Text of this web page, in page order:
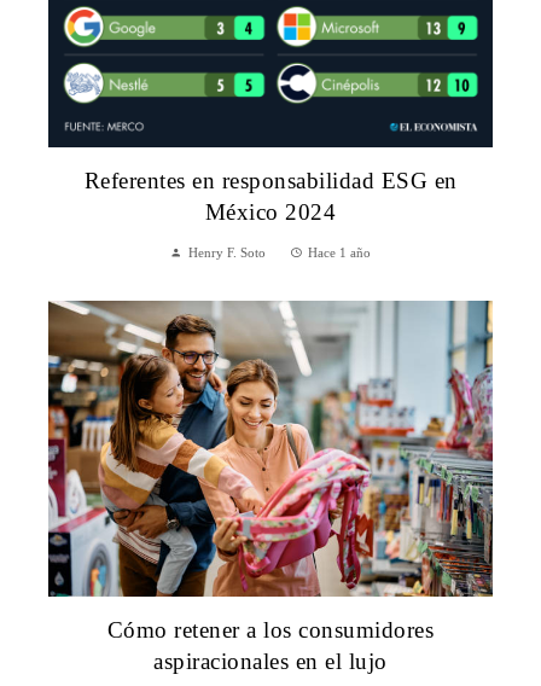
Referentes en responsabilidad ESG en
México 2024
Henry F. Soto Hace 1 año
Cómo retener a los consumidores
aspiracionales en el lujo